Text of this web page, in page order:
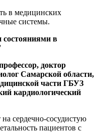
в медицинских
системы.
в
доктор
Самарской области,
части ГБУЗ
кардиологический
сердечно-сосудистую
пациентов с